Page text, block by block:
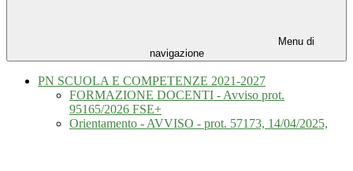
Menu di
navigazione
PN SCUOLA E COMPETENZE 2021-2027
FORMAZIONE DOCENTI - Avviso prot.
95165/2026 FSE+
Orientamento - AVVISO - prot. 57173, 14/04/2025,